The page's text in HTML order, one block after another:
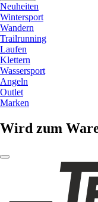
Neuheiten
Wintersport
Wandern
Trailrunning
Laufen
Klettern
Wassersport
Angeln
Outlet
Marken
Wird zum